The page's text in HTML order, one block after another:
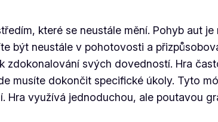
které se neustále mění. Pohyb aut
být neustále v pohotovosti a
svých dovedností. Hra
musíte dokončit specifické úkoly. Tyto
Hra využívá jednoduchou, ale poutavou